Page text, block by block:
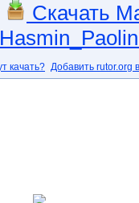
Скачать
качать? Добавить rutor.org